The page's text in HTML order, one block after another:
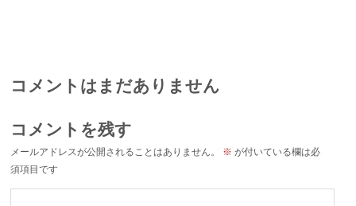
コメントはまだありません
コメントを残す
メールアドレスが公開されることはありません。 ※ が付いている欄は必
須項目です